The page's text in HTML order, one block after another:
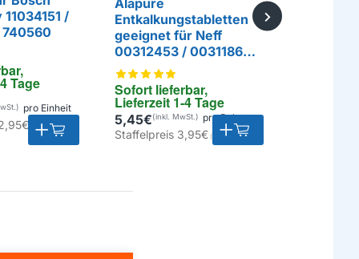
Tage
/
740560
pro Einheit
EIGENMARKE
Sofort lieferbar,
Lieferzeit 1-4 Tage
Alapure
Entkalkungstabletten
geeignet für Neff
00312453 / 00311864 /
311556 / TCZ6002 /
TZ60002 (6 St.)
5,45€ pro Paket
Staffelpreis3,95€